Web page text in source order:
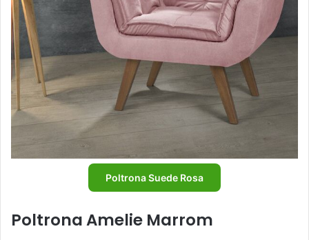
Poltrona Suede Rosa
Poltrona Amelie Marrom